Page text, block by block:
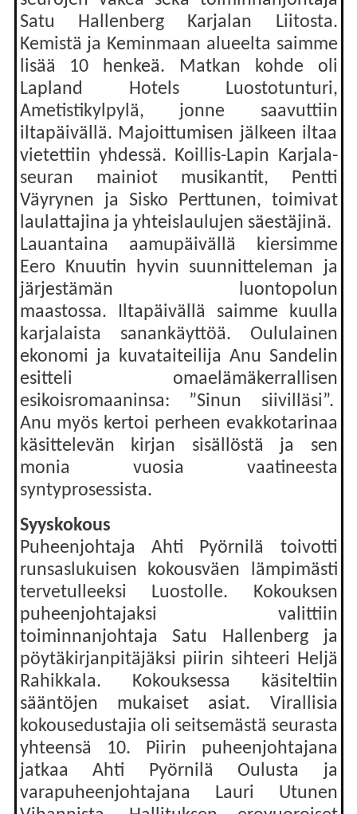
Satu Hallenberg Karjalan Liitosta.
Kemistä ja Keminmaan alueelta saimme
lisää 10 henkeä. Matkan kohde oli
Lapland Hotels Luostotunturi,
Ametistikylpylä, jonne saavuttiin
iltapäivällä. Majoittumisen jälkeen iltaa
vietettiin yhdessä. Koillis-Lapin Karjala-
seuran mainiot musikantit, Pentti
Väyrynen ja Sisko Perttunen, toimivat
laulattajina ja yhteislaulujen säestäjinä.
Lauantaina aamupäivällä kiersimme
Eero Knuutin hyvin suunnitteleman ja
järjestämän luontopolun
maastossa. Iltapäivällä saimme kuulla
karjalaista sanankäyttöä. Oululainen
ekonomi ja kuvataiteilija Anu Sandelin
esitteli omaelämäkerrallisen
esikoisromaaninsa: ”Sinun siivilläsi”.
Anu myös kertoi perheen evakkotarinaa
käsittelevän kirjan sisällöstä ja sen
monia vuosia vaatineesta
syntyprosessista.
Syyskokous
Puheenjohtaja Ahti Pyörnilä toivotti
runsaslukuisen kokousväen lämpimästi
tervetulleeksi Luostolle. Kokouksen
puheenjohtajaksi valittiin
toiminnanjohtaja Satu Hallenberg ja
pöytäkirjanpitäjäksi piirin sihteeri Heljä
Rahikkala. Kokouksessa käsiteltiin
sääntöjen mukaiset asiat. Virallisia
kokousedustajia oli seitsemästä seurasta
yhteensä 10. Piirin puheenjohtajana
jatkaa Ahti Pyörnilä Oulusta ja
varapuheenjohtajana Lauri Utunen